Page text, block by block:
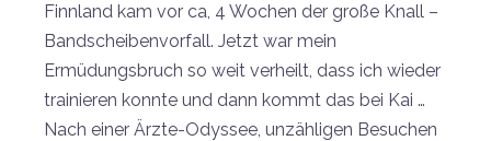
Finnland kam vor ca, 4 Wochen der große Knall –
Bandscheibenvorfall. Jetzt war mein
Ermüdungsbruch so weit verheilt, dass ich wieder
trainieren konnte und dann kommt das bei Kai …
Nach einer Ärzte-Odyssee, unzähligen Besuchen